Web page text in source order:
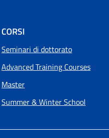
CORSI
Seminari di dottorato
Advanced Training Courses
Master
Summer & Winter School